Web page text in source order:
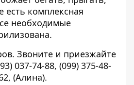
есть комплексная
необходимые
Звоните и приезжайте
037-74-88, (099) 375-48-
(Алина).